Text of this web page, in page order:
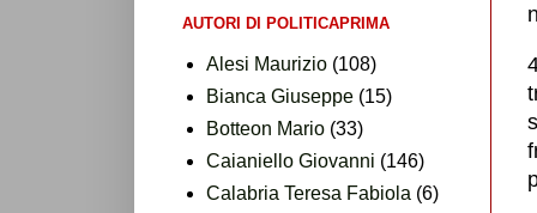
AUTORI DI POLITICAPRIMA
Alesi Maurizio (108)
Bianca Giuseppe (15)
Botteon Mario (33)
Caianiello Giovanni (146)
Calabria Teresa Fabiola (6)